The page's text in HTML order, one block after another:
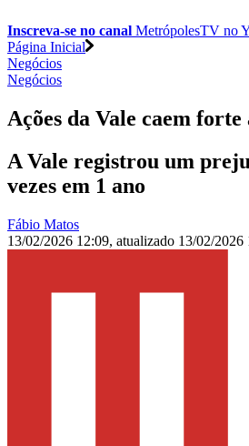
Inscreva-se no canal MetrópolesTV no
Página Inicial
Negócios
Negócios
Ações da Vale caem
A Vale registrou um
vezes em 1 ano
Fábio Matos
13/02/2026 12:09, atualizado 13/02/2026